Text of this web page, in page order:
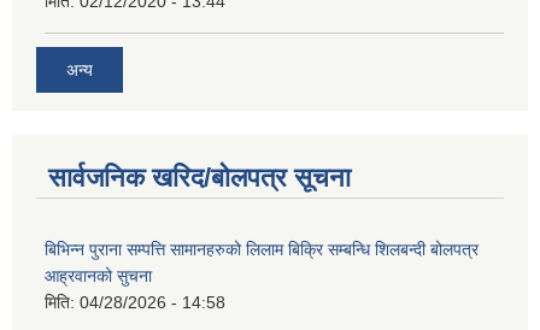
अन्य
सार्वजनिक खरिद/बोलपत्र सूचना
बिभिन्न पुराना सम्पत्ति सामानहरुको लिलाम बिक्रि सम्बन्धि शिलबन्दी बोलपत्र
आह्रवानको सुचना
मिति: 04/28/2026 - 14:58